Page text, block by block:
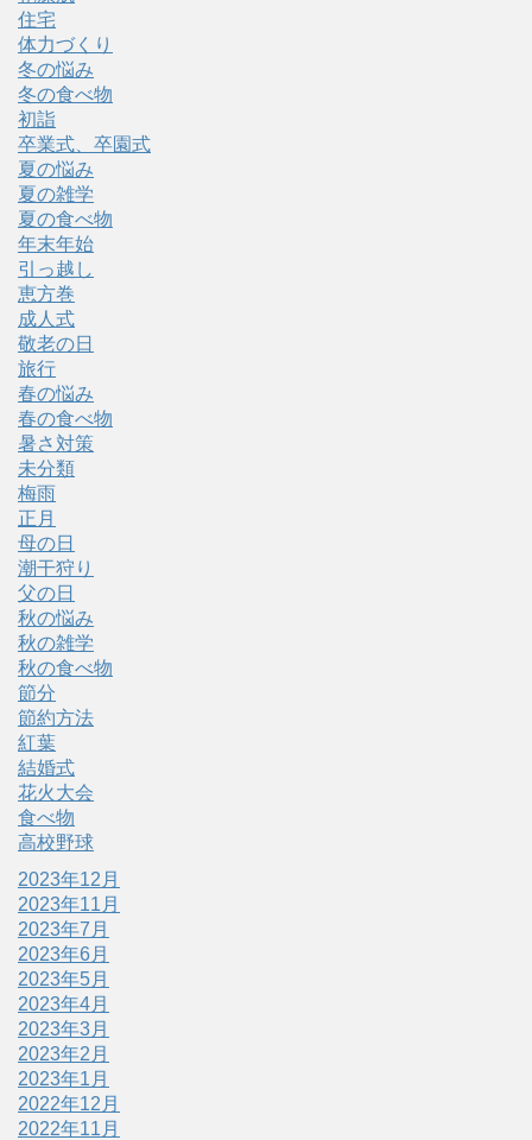
住宅
体力づくり
冬の悩み
冬の食べ物
初詣
卒業式、卒園式
夏の悩み
夏の雑学
夏の食べ物
年末年始
引っ越し
恵方巻
成人式
敬老の日
旅行
春の悩み
春の食べ物
暑さ対策
未分類
梅雨
正月
母の日
潮干狩り
父の日
秋の悩み
秋の雑学
秋の食べ物
節分
節約方法
紅葉
結婚式
花火大会
食べ物
高校野球
2023年12月
2023年11月
2023年7月
2023年6月
2023年5月
2023年4月
2023年3月
2023年2月
2023年1月
2022年12月
2022年11月